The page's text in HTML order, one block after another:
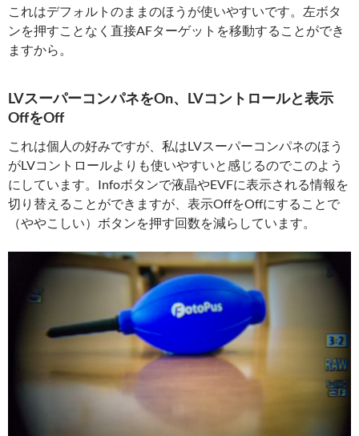
これはデフォルトのままのほうが使いやすいです。左ボタ
ンを押すことなく直接AFターゲットを移動することができ
ますから。
LVスーパーコンパネをOn、LVコントロールと表示
OffをOff
これは個人の好みですが、私はLVスーパーコンパネのほう
がLVコントロールよりも使いやすいと感じるのでこのよう
にしています。Infoボタンで液晶やEVFに表示される情報を
切り替えることができますが、表示OffをOffにすることで
（ややこしい）ボタンを押す回数を減らしています。